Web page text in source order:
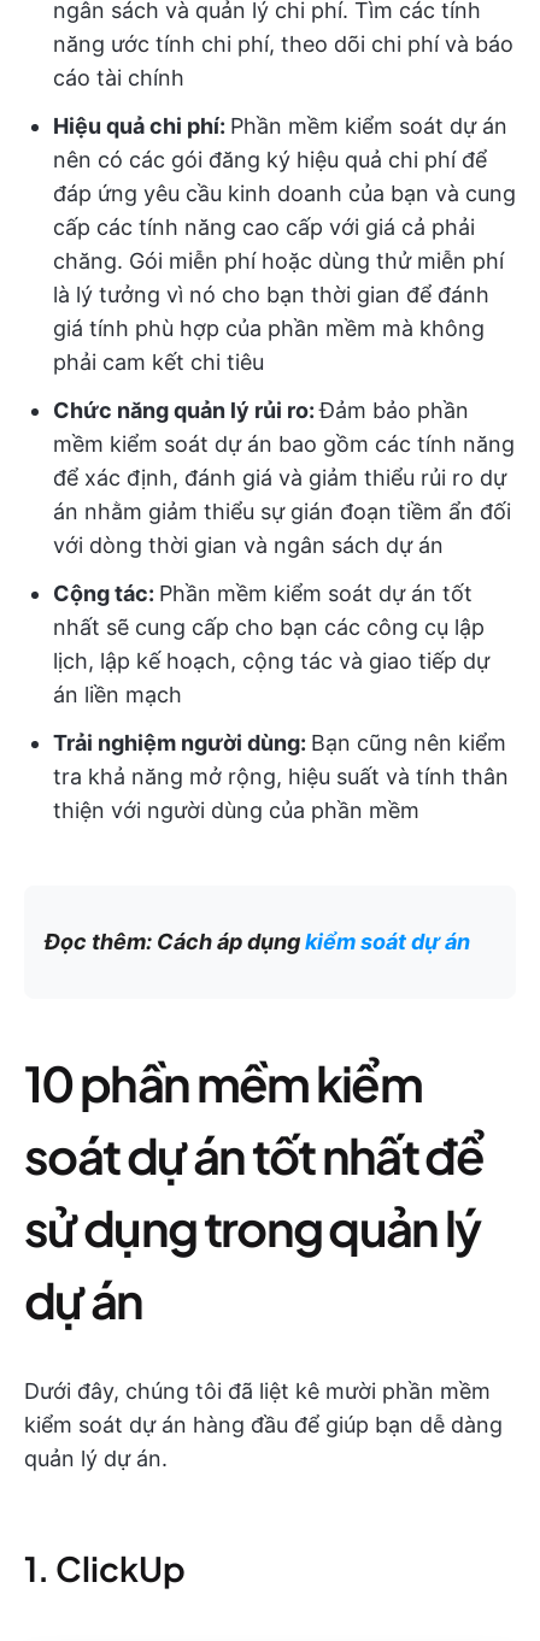
ngân sách và quản lý chi phí. Tìm các tính
năng ước tính chi phí, theo dõi chi phí và báo
cáo tài chính
Hiệu quả chi phí: Phần mềm kiểm soát dự án
nên có các gói đăng ký hiệu quả chi phí để
đáp ứng yêu cầu kinh doanh của bạn và cung
cấp các tính năng cao cấp với giá cả phải
chăng. Gói miễn phí hoặc dùng thử miễn phí
là lý tưởng vì nó cho bạn thời gian để đánh
giá tính phù hợp của phần mềm mà không
phải cam kết chi tiêu
Chức năng quản lý rủi ro:Đảm bảo phần
mềm kiểm soát dự án bao gồm các tính năng
để xác định, đánh giá và giảm thiểu rủi ro dự
án nhằm giảm thiểu sự gián đoạn tiềm ẩn đối
với dòng thời gian và ngân sách dự án
Cộng tác: Phần mềm kiểm soát dự án tốt
nhất sẽ cung cấp cho bạn các công cụ lập
lịch, lập kế hoạch, cộng tác và giao tiếp dự
án liền mạch
Trải nghiệm người dùng: Bạn cũng nên kiểm
tra khả năng mở rộng, hiệu suất và tính thân
thiện với người dùng của phần mềm
Đọc thêm: Cách áp dụngkiểm soát dự án
10 phần mềm kiểm
soát dự án tốt nhất để
sử dụng trong quản lý
dự án
Dưới đây, chúng tôi đã liệt kê mười phần mềm
kiểm soát dự án hàng đầu để giúp bạn dễ dàng
quản lý dự án.
1. ClickUp